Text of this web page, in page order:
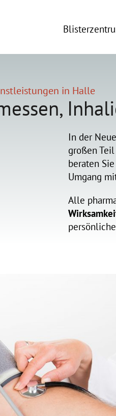
in Halle
In der
großen
beraten
Umgang
Alle